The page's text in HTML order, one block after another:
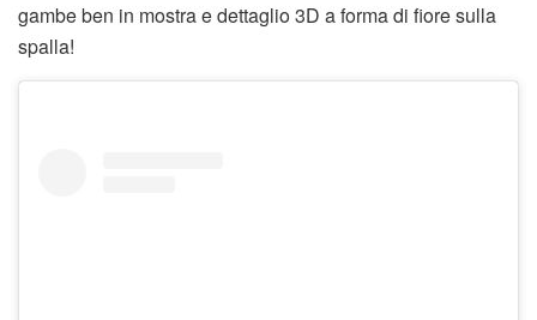
gambe ben in mostra e dettaglio 3D a forma di fiore sulla
spalla!